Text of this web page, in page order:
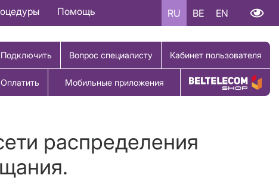
Помощь RU BE EN
Подключить Вопрос специалисту Кабинет пользователя
Оплатить Мобильные приложения Купить товар
распределения